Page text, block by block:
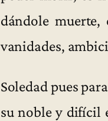
dándole
vanidades,
Soledad pues
su noble y difícil